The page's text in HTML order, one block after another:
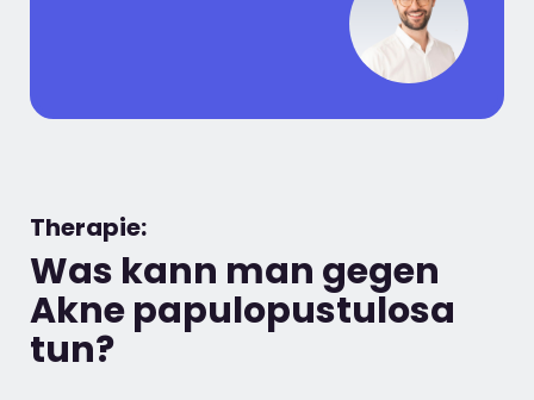
Therapie:
Was kann man gegen
Akne papulopustulosa
tun?